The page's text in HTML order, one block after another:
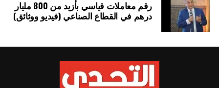
رقم معاملات قياسي بأزيد من 800 مليار
درهم في القطاع الصناعي (فيديو ووثائق)